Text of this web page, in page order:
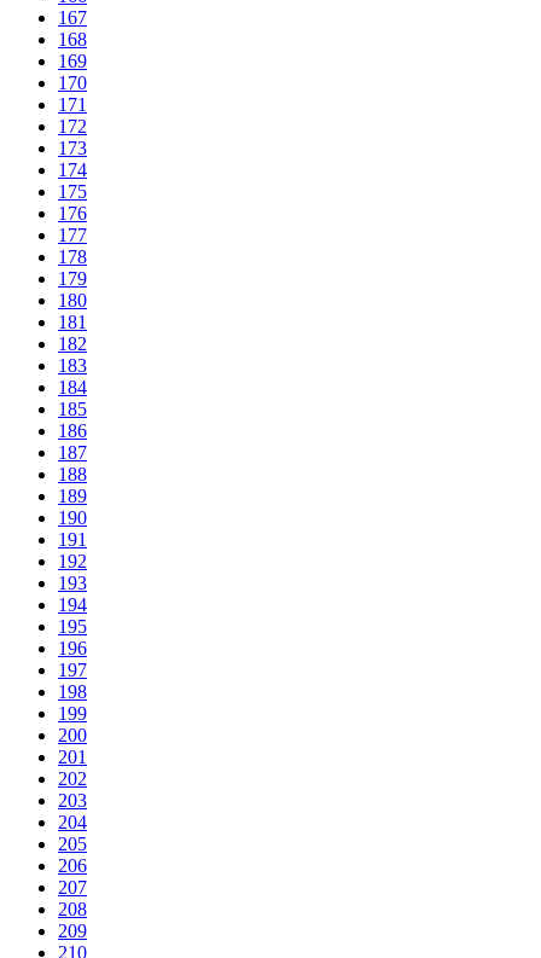
167
168
169
170
171
172
173
174
175
176
177
178
179
180
181
182
183
184
185
186
187
188
189
190
191
192
193
194
195
196
197
198
199
200
201
202
203
204
205
206
207
208
209
210